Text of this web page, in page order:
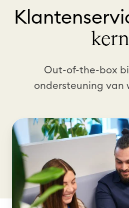
Out-of-the-box
ondersteuning van
H
e